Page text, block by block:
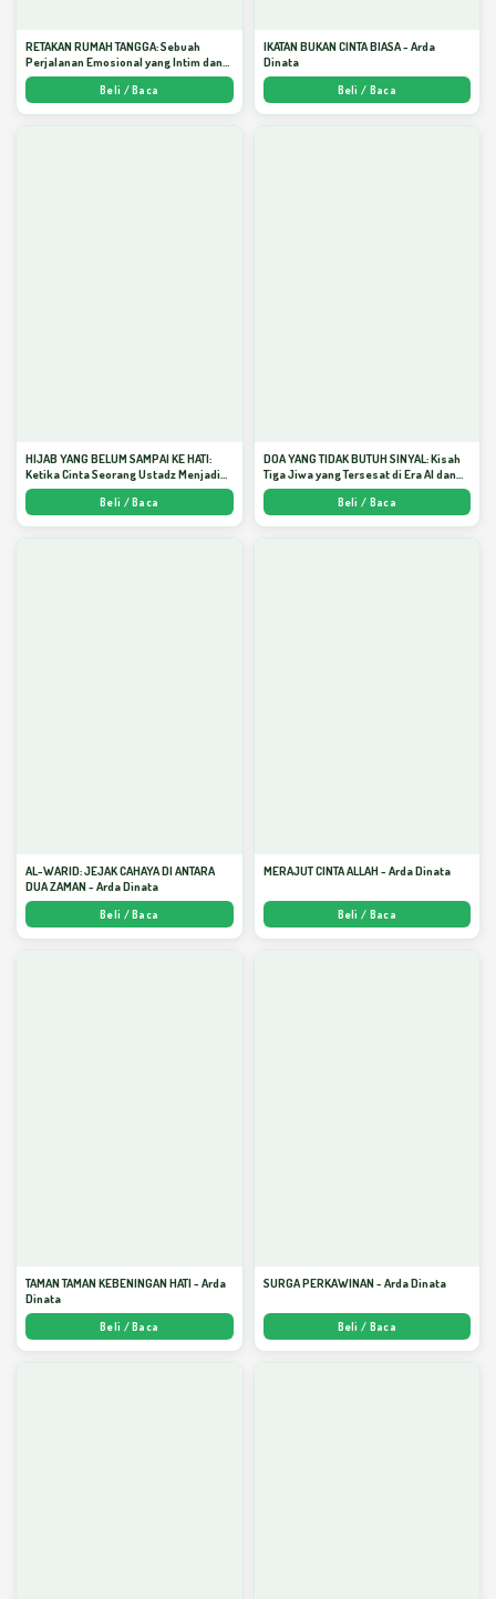
RETAKAN RUMAH TANGGA: Sebuah
Perjalanan Emosional yang Intim dan
Mendalam - Arda Dinata
Beli / Baca
IKATAN BUKAN CINTA BIASA - Arda
Dinata
Beli / Baca
HIJAB YANG BELUM SAMPAI KE HATI:
Ketika Cinta Seorang Ustadz Menjadi
Cermin yang Paling Kejam - Arda
Beli / Baca
DOA YANG TIDAK BUTUH SINYAL: Kisah
Tiga Jiwa yang Tersesat di Era AI dan
Menemukan Jalan Pulang di Bulan
Ramadhan" - Arda Dinata
Beli / Baca
AL-WARID: JEJAK CAHAYA DI ANTARA
DUA ZAMAN - Arda Dinata
Beli / Baca
MERAJUT CINTA ALLAH - Arda Dinata
Beli / Baca
TAMAN TAMAN KEBENINGAN HATI - Arda
Dinata
Beli / Baca
SURGA PERKAWINAN - Arda Dinata
Beli / Baca